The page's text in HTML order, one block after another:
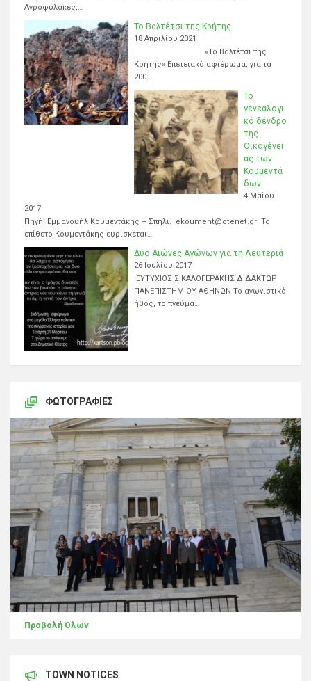
Αγροφύλακες,…
Το Βαλτέτσι της Κρήτης.
18 Απριλίου 2021
«Το Βαλτέτσι της
Κρήτης» Επετειακό αφιέρωμα, για τα
200…
Το
γενεαλογι
κό δένδρο
της
Οικογένει
ας των
Κουμεντά
δων.
4 Μαΐου
2017
Πηγή Εμμανουήλ Κουμεντάκης – Σπήλι. ekoument@otenet.gr Το
επίθετο Κουμεντάκης ευρίσκεται…
Δύο Αιώνες Αγώνων για τη Λευτεριά
26 Ιουλίου 2017
ΕΥΤΥΧΙΟΣ Σ.ΚΑΛΟΓΕΡΑΚΗΣ ΔΙΔΑΚΤΩΡ
ΠΑΝΕΠΙΣΤΗΜΙΟΥ ΑΘΗΝΩΝ Το αγωνιστικό
ήθος, το πνεύμα…
ΦΩΤΟΓΡΑΦΊΕΣ
Προβολή Όλων
TOWN NOTICES